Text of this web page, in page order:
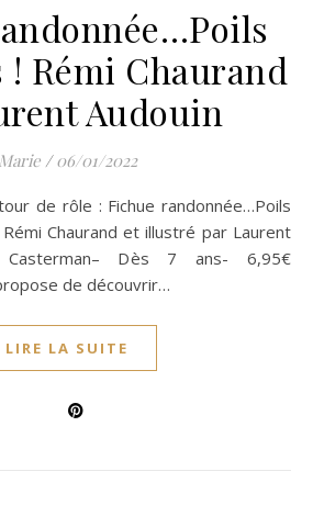
Rémi Chaurand
Audouin
Marie / 06/01/2022
Chaurand et illustré par Laurent
Casterman– Dès 7 ans- 6,95€
de découvrir…
LIRE LA SUITE